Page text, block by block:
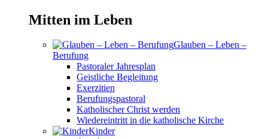
Mitten im Leben
Glauben – Leben –
Berufung
Pastoraler Jahresplan
Geistliche Begleitung
Exerzitien
Berufungspastoral
Katholischer Christ werden
Wiedereintritt in die katholische Kirche
Kinder